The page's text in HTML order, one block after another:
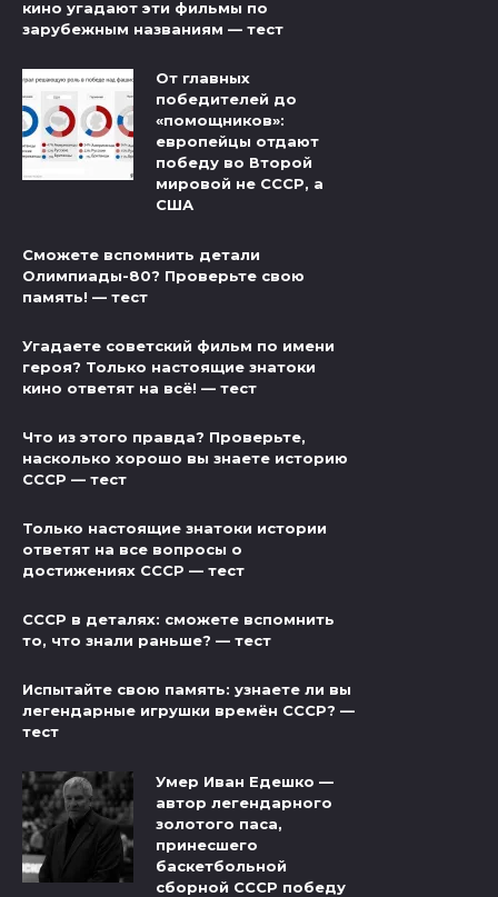
кино угадают эти фильмы по
зарубежным названиям — тест
От главных
победителей до
«помощников»:
европейцы отдают
победу во Второй
мировой не СССР, а
США
Сможете вспомнить детали
Олимпиады-80? Проверьте свою
память! — тест
Угадаете советский фильм по имени
героя? Только настоящие знатоки
кино ответят на всё! — тест
Что из этого правда? Проверьте,
насколько хорошо вы знаете историю
СССР — тест
Только настоящие знатоки истории
ответят на все вопросы о
достижениях СССР — тест
СССР в деталях: сможете вспомнить
то, что знали раньше? — тест
Испытайте свою память: узнаете ли вы
легендарные игрушки времён СССР? —
тест
Умер Иван Едешко —
автор легендарного
золотого паса,
принесшего
баскетбольной
сборной СССР победу